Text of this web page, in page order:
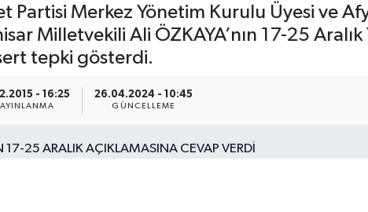
Partisi Merkez Yönetim Kurulu Üyesi ve
Milletvekili Ali ÖZKAYA’nın 17-25
tepki gösterdi.
- 16:25 26.04.2024 - 10:45
GÜNCELLEME